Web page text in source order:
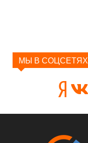
МЫ В СОЦСЕТЯХ